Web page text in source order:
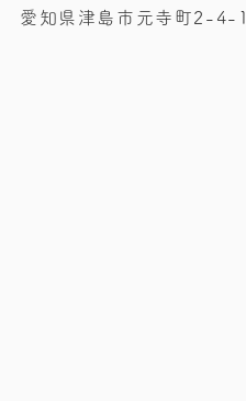
愛知県津島市元寺町2-4-1